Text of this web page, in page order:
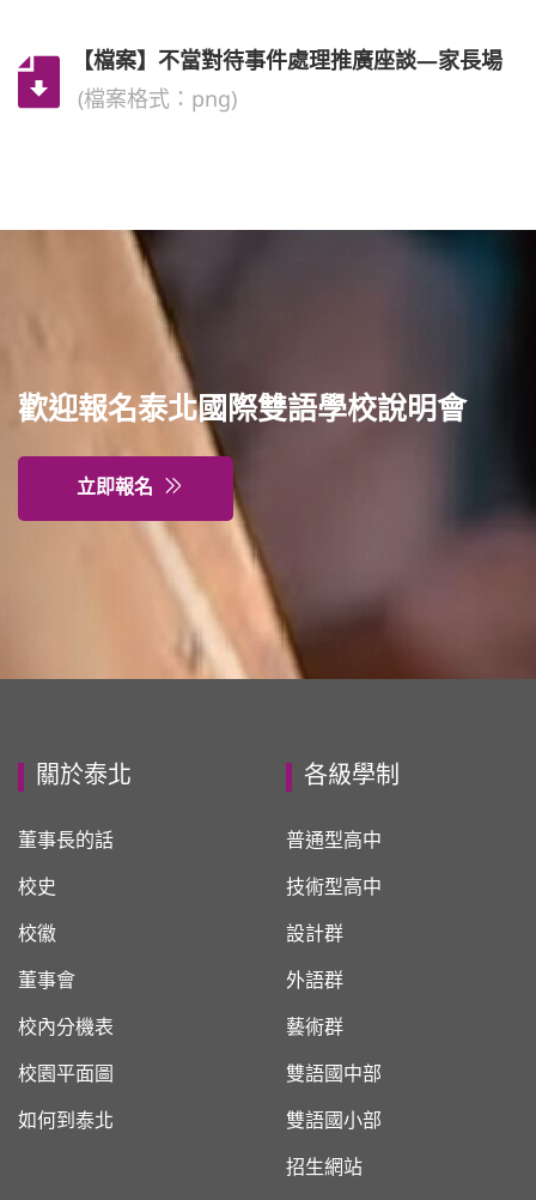
【檔案】不當對待事件處理推廣座談—家長場
(檔案格式：png)
歡迎報名泰北國際雙語學校說明會
立即報名
關於泰北
董事長的話
校史
校徽
董事會
校內分機表
校園平面圖
如何到泰北
各級學制
普通型高中
技術型高中
設計群
外語群
藝術群
雙語國中部
雙語國小部
招生網站